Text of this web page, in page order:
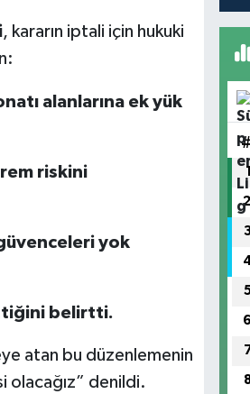
, kararın iptali için hukuki
alanlarına ek yük
riskini
yok
belirtti.
atan bu düzenlemenin
olacağız” denildi.
#
1
2
6